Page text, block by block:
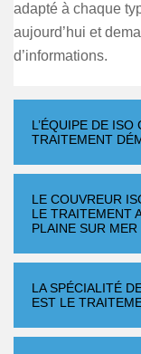
adapté à chaque
aujourd’hui et
d’informations.
L’ÉQUIPE DE
TRAITEMENT
LE COUVREUR
LE TRAITEMENT
PLAINE SUR MER
LA SPÉCIALITÉ
EST LE